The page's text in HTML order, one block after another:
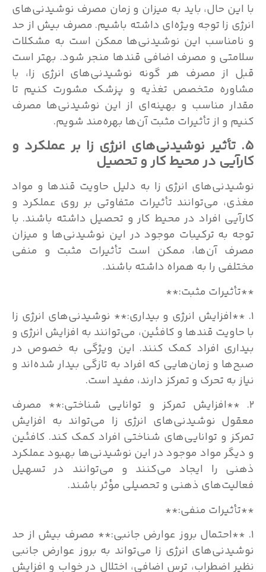
با این حال، باید به میزان و زمان مصرف نوشیدنی‌های
انرژی زا توجه ویژه‌ای داشته باشیم. مصرف بیش از حد
و نامناسب این نوشیدنی‌ها ممکن است به مشکلات
سلامتی و مصرف اضافی قندها منجر شود. بهتر است
قبل از مصرف هر گونه نوشیدنی‌های انرژی زا، با
مشاوره متخصص تغذیه و پزشک مشورت کنیم تا
مقدار مناسب و بهینه‌ای از این نوشیدنی‌ها مصرف
کنیم و از تأثیرات مثبت آن‌ها بهره‌مند شویم.
۵. تأثیر نوشیدنی‌های انرژی زا بر عملکرد و
کارآیی در محیط کار و تحصیل
نوشیدنی‌های انرژی زا به دلیل حاویت قندها و مواد
مغذی، می‌توانند تأثیرات متفاوتی بر روی عملکرد و
کارآیی افراد در محیط کار و تحصیل داشته باشند. با
توجه به ترکیبات موجود در این نوشیدنی‌ها و میزان
مصرف آن‌ها، ممکن است تأثیرات مثبت و منفی
مختلفی را به همراه داشته باشند.
**تأثیرات مثبت:**
۱. **افزایش انرژی و بیداری:** نوشیدنی‌های انرژی زا
با حاویت قندها و کافئین، می‌توانند به افزایش انرژی و
بیداری افراد کمک کنند. این ویژگی به خصوص در
صبح‌ها و زمان‌هایی که افراد به تازگی بیدار شده‌اند و
نیاز به تحرک و تمرکز دارند، مفید است.
۲. **افزایش تمرکز و توانایی شناختی:** مصرف
معقول نوشیدنی‌های انرژی زا می‌تواند به افزایش
تمرکز و توانایی‌های شناختی افراد کمک کند. کافئین
و دیگر مواد موجود در این نوشیدنی‌ها بهبود عملکرد
ذهنی را ایجاد می‌کنند و می‌توانند در تسهیل
فعالیت‌های ذهنی و تحصیلی مؤثر باشند.
**تأثیرات منفی:**
۱. **احتمال بروز عوارض جانبی:** مصرف بیش از حد
نوشیدنی‌های انرژی زا می‌تواند به بروز عوارض جانبی
نظیر اضطراب، ترس اضافی، اختلال در خواب و افزایش